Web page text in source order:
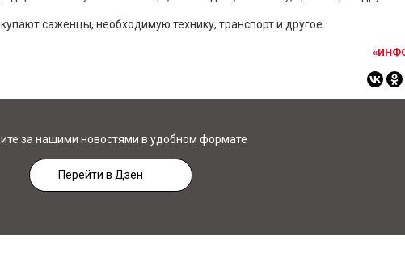
саженцы, необходимую технику, транспорт и другое.
за нашими новостями в удобном формате
Перейти в Дзен